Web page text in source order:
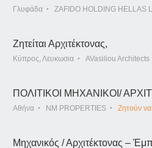
Γλυφάδα ZAFIDO HOLDING HELLAS
Ζητείται Αρχιτέκτονας,
Κύπρος, Λευκωσια AVasiliou Architects
ΠΟΛΙΤΙΚΟΙ ΜΗΧΑΝΙΚΟΙ/
Αθήνα NM PROPERTIES Ζητούν
Μηχανικός / Αρχιτέκτονας –